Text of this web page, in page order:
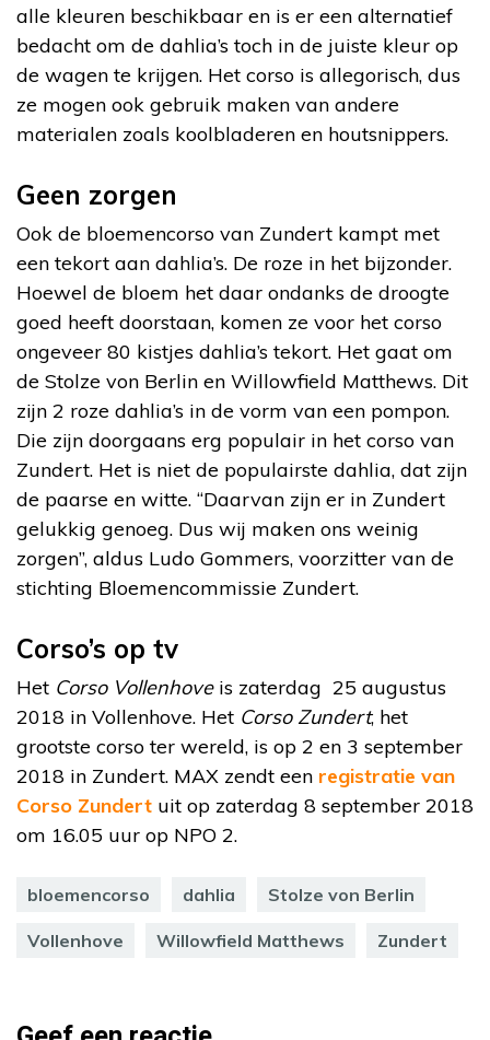
alle kleuren beschikbaar en is er een alternatief
bedacht om de dahlia’s toch in de juiste kleur op
de wagen te krijgen. Het corso is allegorisch, dus
ze mogen ook gebruik maken van andere
materialen zoals koolbladeren en houtsnippers.
Geen zorgen
Ook de bloemencorso van Zundert kampt met
een tekort aan dahlia’s. De roze in het bijzonder.
Hoewel de bloem het daar ondanks de droogte
goed heeft doorstaan, komen ze voor het corso
ongeveer 80 kistjes dahlia’s tekort. Het gaat om
de Stolze von Berlin en Willowfield Matthews. Dit
zijn 2 roze dahlia’s in de vorm van een pompon.
Die zijn doorgaans erg populair in het corso van
Zundert. Het is niet de populairste dahlia, dat zijn
de paarse en witte. “Daarvan zijn er in Zundert
gelukkig genoeg. Dus wij maken ons weinig
zorgen”, aldus Ludo Gommers, voorzitter van de
stichting Bloemencommissie Zundert.
Corso’s op tv
Het Corso Vollenhoveis zaterdag 25 augustus
2018 in Vollenhove. Het Corso Zundert, het
grootste corso ter wereld, is op 2 en 3 september
2018 in Zundert. MAX zendt een registratie van
Corso Zundert uit op zaterdag 8 september 2018
om 16.05 uur op NPO 2.
bloemencorso dahlia Stolze von Berlin
Vollenhove Willowfield Matthews Zundert